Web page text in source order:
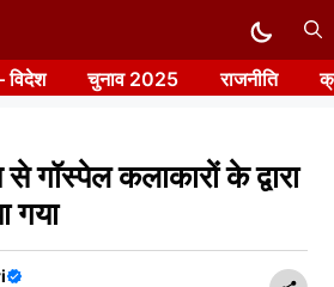
विदेश चुनाव 2025 राजनीति
गॉस्पेल कलाकारों के द्वारा
गया